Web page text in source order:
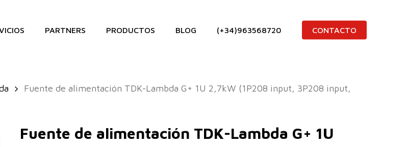
PARTNERS PRODUCTOS BLOG (+34)963568720 CONTACTO
Fuente de alimentación TDK-Lambda G+ 1U 2,7kW (1P208 input, 3P208 input,
Fuente de alimentación TDK-Lambda G+ 1U